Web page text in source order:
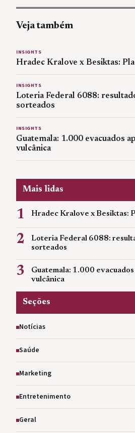
Veja também
INSIGHTS
Hradec Kralove x Besiktas:
INSIGHTS
Loteria Federal 6088:
sorteados
INSIGHTS
Guatemala: 1.000 evacuados
vulcânica
Mais lidas
1 Hradec Kralove x Besiktas:
2
Loteria Federal 6088:
sorteados
3
Guatemala: 1.000
vulcânica
Seções
Notícias
Saúde
Marketing
Entretenimento
Geral